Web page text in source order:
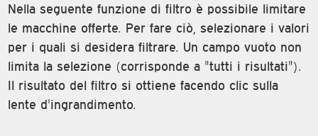
Nella seguente funzione di filtro è possibile limitare
le macchine offerte. Per fare ciò, selezionare i valori
per i quali si desidera filtrare. Un campo vuoto non
limita la selezione (corrisponde a "tutti i risultati").
Il risultato del filtro si ottiene facendo clic sulla
lente d'ingrandimento.